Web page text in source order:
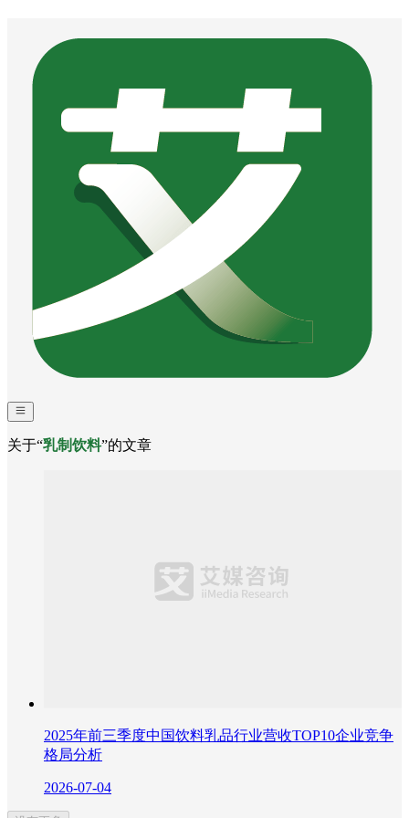
关于“乳制饮料”的文章
2025年前三季度中国饮料乳品行业营收TOP10企业竞争
格局分析
2026-07-04